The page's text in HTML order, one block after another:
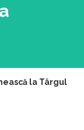
la Târgul